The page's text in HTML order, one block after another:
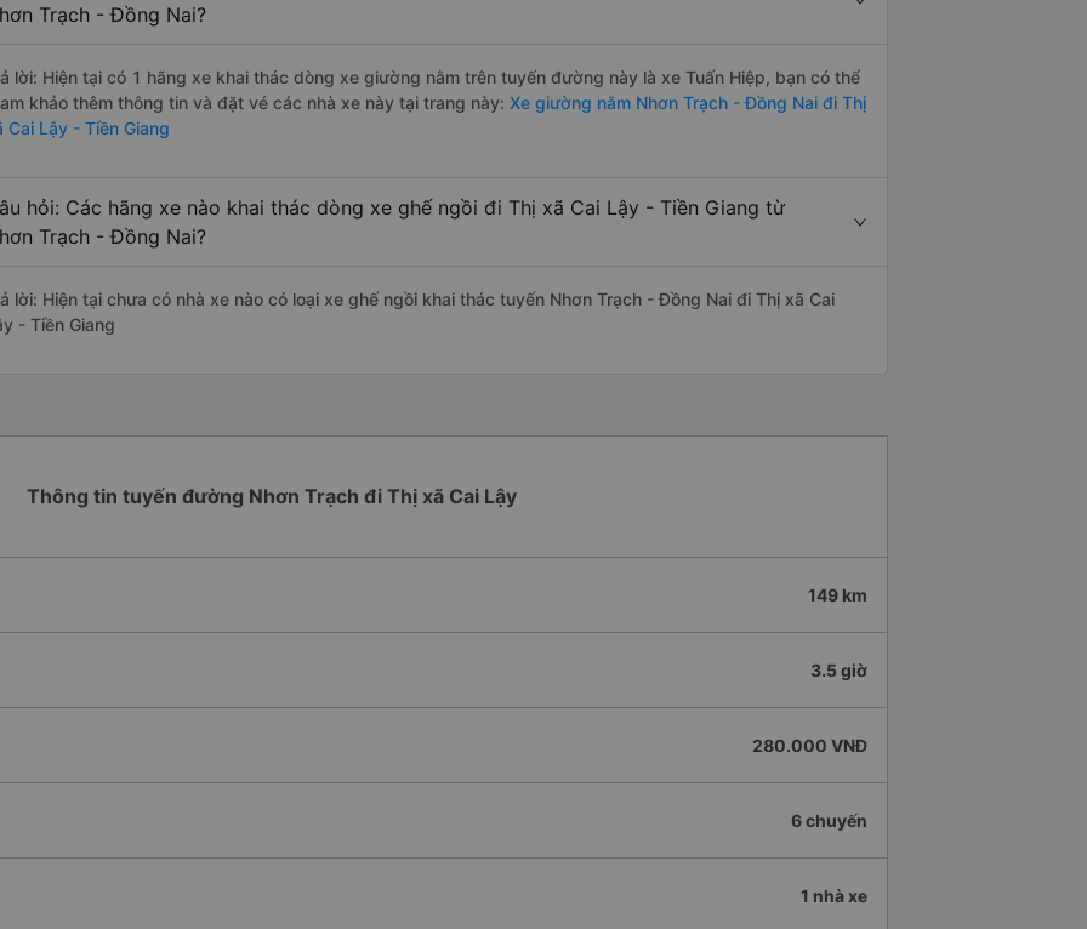
Trạch - Đồng Nai?
lời: Hiện tại có 1 hãng xe khai thác dòng xe giường nằm trên tuyến đường này là xe Tuấn Hiệp, bạn có thể
khảo thêm thông tin và đặt vé các nhà xe này tại trang này: Xe giường nằm Nhơn Trạch - Đồng Nai đi Thị
Cai Lậy - Tiền Giang
hỏi: Các hãng xe nào khai thác dòng xe ghế ngồi đi Thị xã Cai Lậy - Tiền Giang từ
Trạch - Đồng Nai?
lời: Hiện tại chưa có nhà xe nào có loại xe ghế ngồi khai thác tuyến Nhơn Trạch - Đồng Nai đi Thị xã Cai
- Tiền Giang
Thông tin tuyến đường Nhơn Trạch đi Thị xã Cai Lậy
149 km
3.5 giờ
280.000 VNĐ
6 chuyến
1 nhà xe